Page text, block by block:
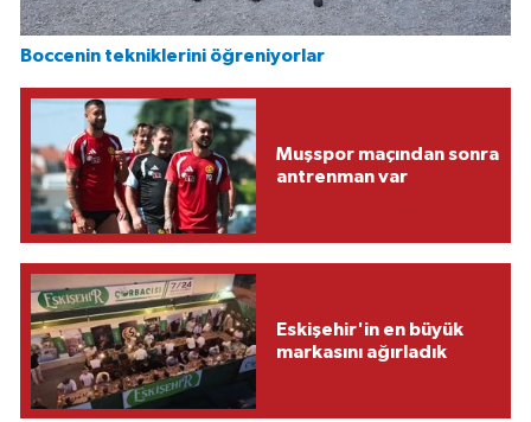
Boccenin tekniklerini öğreniyorlar
Muşspor maçından sonra
antrenman var
Eskişehir'in en büyük
markasını ağırladık